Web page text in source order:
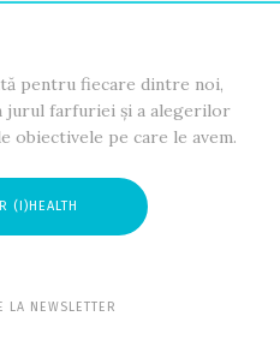
pentru fiecare dintre noi,
jurul farfuriei și a alegerilor
obiectivele pe care le avem.
(I)HEALTH
LA NEWSLETTER